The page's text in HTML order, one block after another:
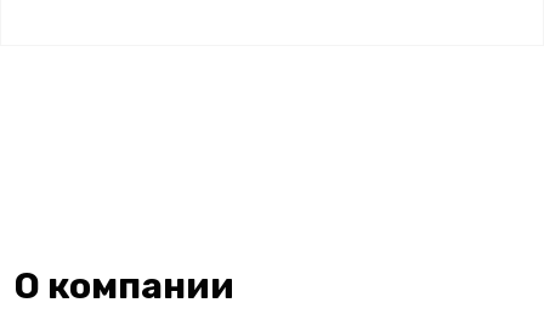
О компании